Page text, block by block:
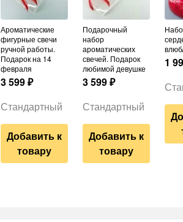
Ароматические
фигурные свечи
ручной работы.
Подарок на 14
февраля
3 599₽
Стандартный
Добавить к
товару
Подарочный
набор
ароматических
свечей. Подарок
любимой девушке
3 599₽
Стандартный
Добавить к
товару
Набор шаров из 3
1